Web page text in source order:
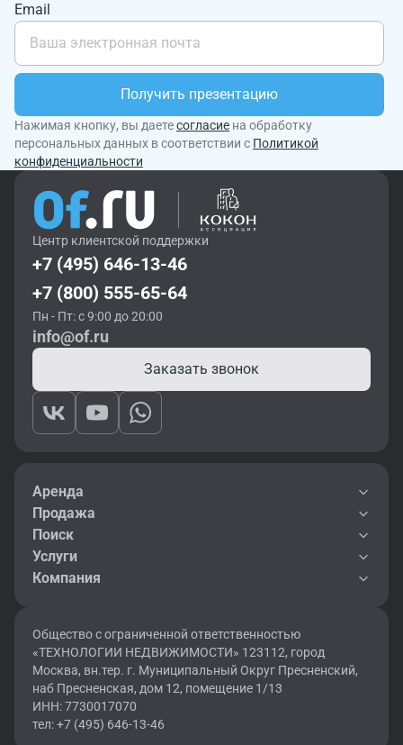
Email
Получить презентацию
Нажимая кнопку, вы даетесогласие на обработку
персональных данных в соответствии с Политикой
конфиденциальности
Центр клиентской поддержки
+7 (495) 646-13-46
+7 (800) 555-65-64
Пн - Пт: с 9:00 до 20:00
info@of.ru
Заказать звонок
Аренда
Продажа
Поиск
Услуги
Компания
Общество с ограниченной ответственностью
«ТЕХНОЛОГИИ НЕДВИЖИМОСТИ» 123112, город
Москва, вн.тер. г. Муниципальный Округ Пресненский,
наб Пресненская, дом 12, помещение 1/13
ИНН: 7730017070
тел: +7 (495) 646-13-46